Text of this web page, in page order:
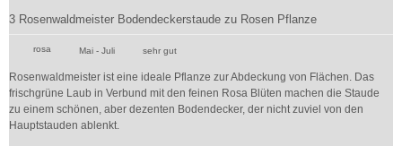
3 Rosenwaldmeister Bodendeckerstaude zu Rosen Pflanze
rosa Mai - Juli sehr gut
Rosenwaldmeister ist eine ideale Pflanze zur Abdeckung von Flächen. Das
frischgrüne Laub in Verbund mit den feinen Rosa Blüten machen die Staude
zu einem schönen, aber dezenten Bodendecker, der nicht zuviel von den
Hauptstauden ablenkt.